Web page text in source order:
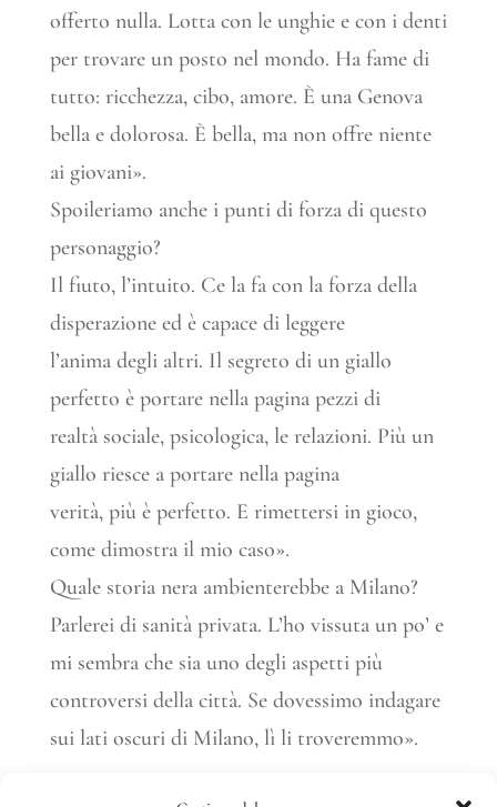
offerto nulla. Lotta con le unghie e con i denti
per trovare un posto nel mondo. Ha fame di
tutto: ricchezza, cibo, amore. È una Genova
bella e dolorosa. È bella, ma non offre niente
ai giovani».
Spoileriamo anche i punti di forza di questo
personaggio?
Il fiuto, l’intuito. Ce la fa con la forza della
disperazione ed è capace di leggere
l’anima degli altri. Il segreto di un giallo
perfetto è portare nella pagina pezzi di
realtà sociale, psicologica, le relazioni. Più un
giallo riesce a portare nella pagina
verità, più è perfetto. E rimettersi in gioco,
come dimostra il mio caso».
Quale storia nera ambienterebbe a Milano?
Parlerei di sanità privata. L’ho vissuta un po’ e
mi sembra che sia uno degli aspetti più
controversi della città. Se dovessimo indagare
sui lati oscuri di Milano, lì li troveremmo».